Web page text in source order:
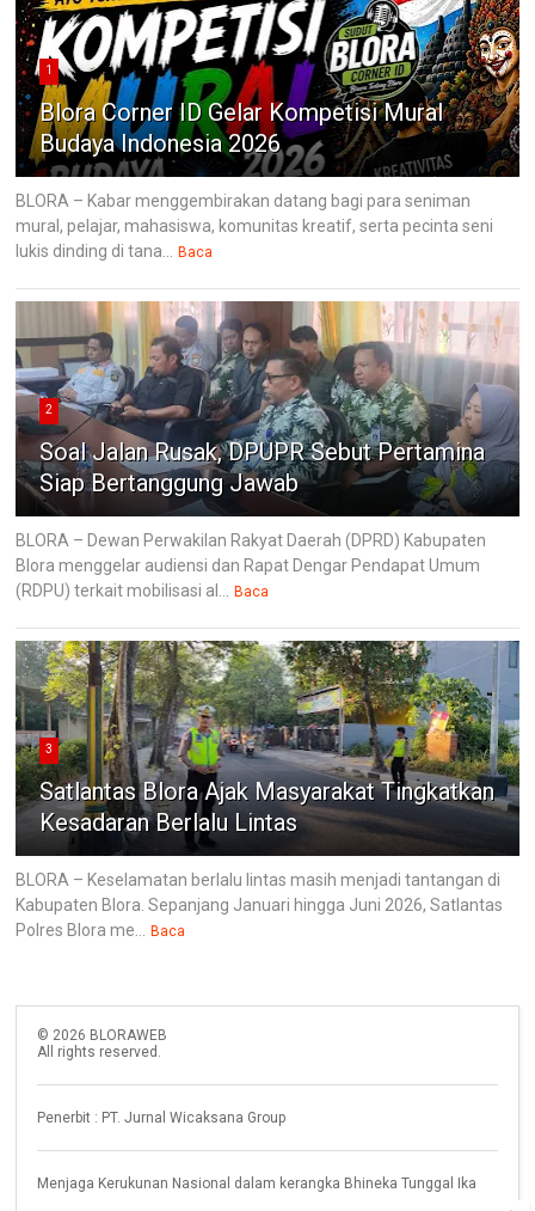
1
Blora Corner ID Gelar Kompetisi Mural
Budaya Indonesia 2026
BLORA – Kabar menggembirakan datang bagi para seniman
mural, pelajar, mahasiswa, komunitas kreatif, serta pecinta seni
lukis dinding di tana...
Baca
2
Soal Jalan Rusak, DPUPR Sebut Pertamina
Siap Bertanggung Jawab
BLORA – Dewan Perwakilan Rakyat Daerah (DPRD) Kabupaten
Blora menggelar audiensi dan Rapat Dengar Pendapat Umum
(RDPU) terkait mobilisasi al...
Baca
3
Satlantas Blora Ajak Masyarakat Tingkatkan
Kesadaran Berlalu Lintas
BLORA – Keselamatan berlalu lintas masih menjadi tantangan di
Kabupaten Blora. Sepanjang Januari hingga Juni 2026, Satlantas
Polres Blora me...
Baca
© 2026 BLORAWEB
All rights reserved.
Penerbit : PT. Jurnal Wicaksana Group
Menjaga Kerukunan Nasional dalam kerangka Bhineka Tunggal Ika